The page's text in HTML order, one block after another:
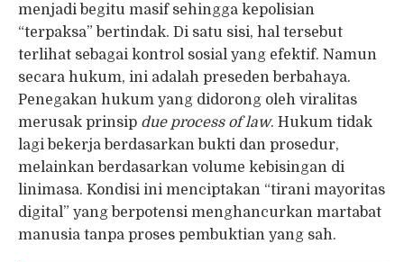
menjadi begitu masif sehingga kepolisian
“terpaksa” bertindak. Di satu sisi, hal tersebut
terlihat sebagai kontrol sosial yang efektif. Namun
secara hukum, ini adalah preseden berbahaya.
Penegakan hukum yang didorong oleh viralitas
merusak prinsip due process of law. Hukum tidak
lagi bekerja berdasarkan bukti dan prosedur,
melainkan berdasarkan volume kebisingan di
linimasa. Kondisi ini menciptakan “tirani mayoritas
digital” yang berpotensi menghancurkan martabat
manusia tanpa proses pembuktian yang sah.